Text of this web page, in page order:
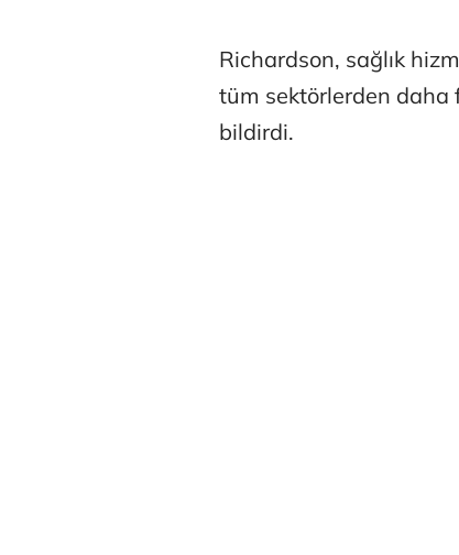
Richardson, sağlık
tüm sektörlerden daha
bildirdi.